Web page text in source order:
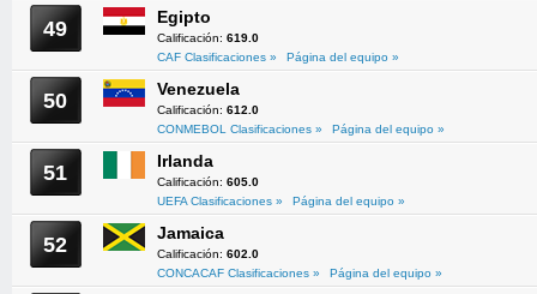
49 Egipto
Calificación: 619.0
CAF Clasificaciones »
Página del equipo »
50 Venezuela
Calificación: 612.0
CONMEBOL Clasificaciones »
Página del equipo »
51 Irlanda
Calificación: 605.0
UEFA Clasificaciones »
Página del equipo »
52 Jamaica
Calificación: 602.0
CONCACAF Clasificaciones »
Página del equipo »